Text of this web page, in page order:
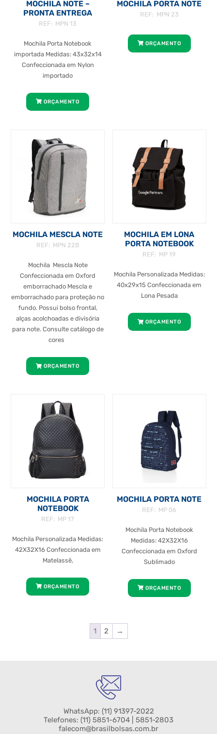
MOCHILA NOTE –
PRONTA ENTREGA
REF: MPN 13
Mochila Porta Notebook
importada Medidas: 43x32x14
Confeccionada em Nylon
importado
ORÇAMENTO
MOCHILA PORTA NOTE
REF: MPN 23
ORÇAMENTO
MOCHILA MESCLA NOTE
REF: MPN 22B
Mochila Mescla Note
Confeccionada em Oxford
emborrachado Mescla e
emborrachado para proteção no
fundo. Possui bolso frontal,
alças acolchoadas e divisória
para note. Consulte catálogo de
cores
ORÇAMENTO
MOCHILA EM LONA
PORTA NOTEBOOK
REF: MP 19
Mochila Personalizada Medidas:
40x29x15 Confeccionada em
Lona Pesada
ORÇAMENTO
MOCHILA PORTA
NOTEBOOK
REF: MP 17
Mochila Personalizada Medidas:
42X32X16 Confeccionada em
Matelassê,
ORÇAMENTO
MOCHILA PORTA NOTE
REF: MP 06
Mochila Porta Notebook
Medidas: 42X32X16
Confeccionada em Oxford
Sublimado
ORÇAMENTO
1 2 →
WhatsApp: (11) 91397-2022
Telefones: (11) 5851-6704 | 5851-2803
falecom@brasilbolsas.com.br